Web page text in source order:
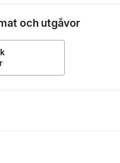
och utgåvor